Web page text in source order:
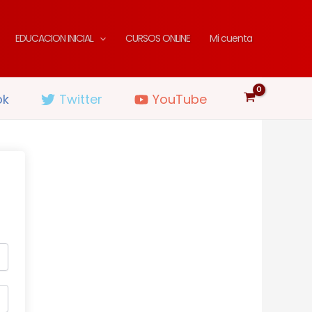
EDUCACION INICIAL CURSOS ONLINE Mi cuenta
Twitter YouTube